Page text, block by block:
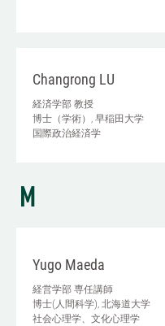
Changrong LU
経済学部 教授
博士（学術）, 早稲田大学
国際政治経済学
M
Yugo Maeda
経営学部 専任講師
博士(人間科学), 北海道大学
社会心理学、文化心理学